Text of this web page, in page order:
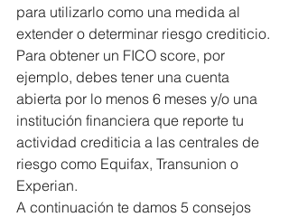
para utilizarlo como una medida al
extender o determinar riesgo crediticio.
Para obtener un FICO score, por
ejemplo, debes tener una cuenta
abierta por lo menos 6 meses y/o una
institución financiera que reporte tu
actividad crediticia a las centrales de
riesgo como Equifax, Transunion o
Experian.
A continuación te damos 5 consejos